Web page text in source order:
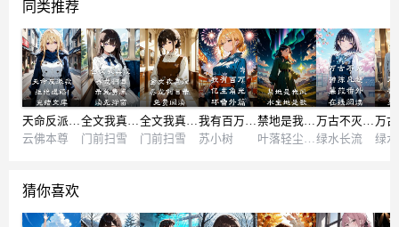
同类推荐
天命反派我,拒绝退婚!完结文库
云佛本尊
全文我真没养龙啊目录免费阅读无弹窗
门前扫雪
全文我真没养龙啊目录免费阅读
门前扫雪
我有百万亿主角光环 番外篇
苏小树
禁地是我风水宝地是歌
叶落轻尘作者
万古不灭神陈凡赵蒹葭 番外在线阅读
绿水长流
绿
猜你喜欢